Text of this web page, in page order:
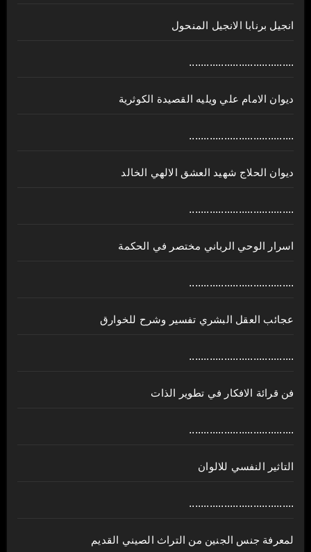
انجيل برنابا الانجيل المنحول
....................................
ديوان الامام علي ويليه القصيدة الكوثرية
....................................
ديوان الحلاج شهيد العشق الالهي الخالد
....................................
اسرار الوحي الرباني مختصر في الحكمة
....................................
عجائب العقل البشري تفسير وشرح للخوارق
....................................
فن قرائة الافكار في تطوير الذات
....................................
التاثير النفسي للالوان
....................................
لمعرفة جنس الجنين من التراث الصيني القديم